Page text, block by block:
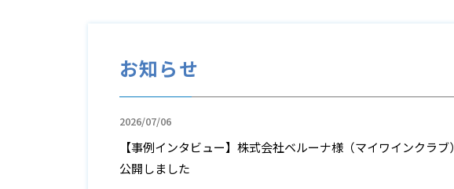
お知らせ
2026/07/06
【事例インタビュー】株式会社ベルーナ様（マイワインクラブ
公開しました